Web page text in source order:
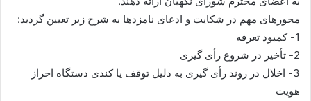
محورهای مهم در شکایت و ادعای نامزدها به شرح زیر تعیین گردید:
1- کمبود تعرفه
2- تأخیر در شروع رأی گیری
3- اخلال در روند رأی گیری به دلیل توقف یا کندی دستگاه احراز
هویت